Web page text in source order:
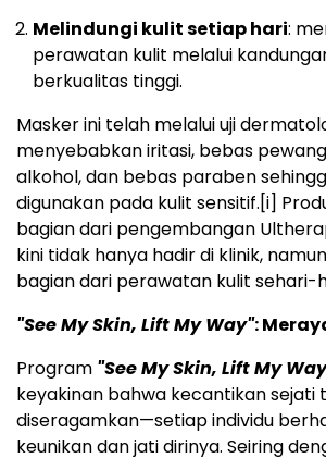
Melindungi kulit setiap hari:
perawatan kulit melalui
berkualitas tinggi.
Masker ini telah melalui uji
menyebabkan iritasi, bebas
alkohol, dan bebas paraben
digunakan pada kulit sensitif.[i]
bagian dari pengembangan
kini tidak hanya hadir di klinik,
bagian dari perawatan kulit sehari-
"See My Skin, Lift My Way":
Program "See My Skin, Lift My Way
keyakinan bahwa kecantikan sejati
diseragamkan—setiap individu
keunikan dan jati dirinya. Seiring